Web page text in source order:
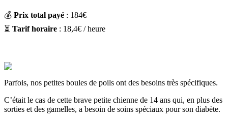
💰 Prix total payé : 184€
⏳ Tarif horaire : 18,4€ / heure
Parfois, nos petites boules de poils ont des besoins très spécifiques.
C’était le cas de cette brave petite chienne de 14 ans qui, en plus des
sorties et des gamelles, a besoin de soins spéciaux pour son diabète.